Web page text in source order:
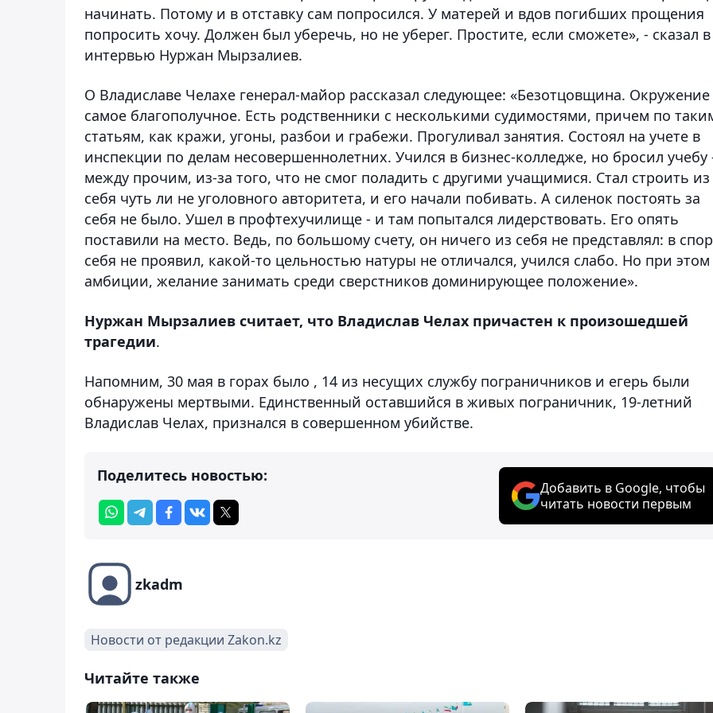
начинать. Потому и в отставку сам попросился. У матерей и вдов погибших прощения
попросить хочу. Должен был уберечь, но не уберег. Простите, если сможете», - сказал в
интервью Нуржан Мырзалиев.
О Владиславе Челахе генерал-майор рассказал следующее: «Безотцовщина. Окружение
самое благополучное. Есть родственники с несколькими судимостями, причем по
статьям, как кражи, угоны, разбои и грабежи. Прогуливал занятия. Состоял на учете в
инспекции по делам несовершеннолетних. Учился в бизнес-колледже, но бросил учебу
между прочим, из-за того, что не смог поладить с другими учащимися. Стал строить из
себя чуть ли не уголовного авторитета, и его начали побивать. А силенок постоять за
себя не было. Ушел в профтехучилище - и там попытался лидерствовать. Его опять
поставили на место. Ведь, по большому счету, он ничего из себя не представлял: в
себя не проявил, какой-то цельностью натуры не отличался, учился слабо. Но при этом
амбиции, желание занимать среди сверстников доминирующее положение».
Нуржан Мырзалиев считает, что Владислав Челах причастен к произошедшей
трагедии.
Напомним, 30 мая в горах было , 14 из несущих службу пограничников и егерь были
обнаружены мертвыми. Единственный оставшийся в живых пограничник, 19-летний
Владислав Челах, признался в совершенном убийстве.
Поделитесь новостью:
Добавить в Google, чтобы
читать новости первым
zkadm
Новости от редакции Zakon.kz
Читайте также